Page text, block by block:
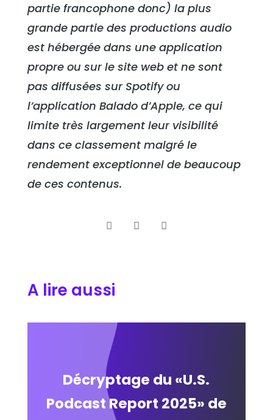
partie francophone donc) la plus
grande partie des productions audio
est hébergée dans une application
propre ou sur le site web et ne sont
pas diffusées sur Spotify ou
l’application Balado d’Apple, ce qui
limite très largement leur visibilité
dans ce classement malgré le
rendement exceptionnel de beaucoup
de ces contenus.
  
A lire aussi
Décryptage du «U.S.
Podcast Report 2025» de